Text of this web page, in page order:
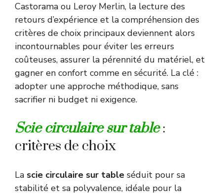
Castorama ou Leroy Merlin, la lecture des
retours d’expérience et la compréhension des
critères de choix principaux deviennent alors
incontournables pour éviter les erreurs
coûteuses, assurer la pérennité du matériel, et
gagner en confort comme en sécurité. La clé :
adopter une approche méthodique, sans
sacrifier ni budget ni exigence.
Scie circulaire sur table:
critères de choix
La scie circulaire sur table séduit pour sa
stabilité et sa polyvalence, idéale pour la